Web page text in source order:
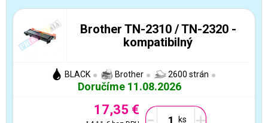
Brother TN-2310 / TN-2320 -
kompatibilný
BLACK Brother 2600 strán
Doručíme 11.08.2026
17,35 €